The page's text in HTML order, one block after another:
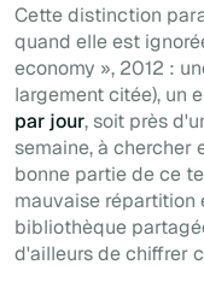
Cette distinction
quand elle est
economy », 2012 :
largement citée), un
par jour, soit près
semaine, à chercher
bonne partie de ce
mauvaise répartition
bibliothèque
d'ailleurs de chiffrer